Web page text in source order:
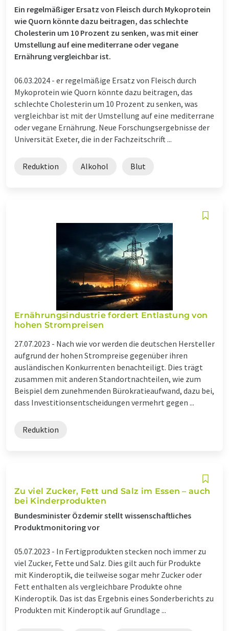
Ein regelmäßiger Ersatz von Fleisch durch Mykoprotein
wie Quorn könnte dazu beitragen, das schlechte
Cholesterin um 10 Prozent zu senken, was mit einer
Umstellung auf eine mediterrane oder vegane
Ernährung vergleichbar ist.
06.03.2024 - er regelmäßige Ersatz von Fleisch durch
Mykoprotein wie Quorn könnte dazu beitragen, das
schlechte Cholesterin um 10 Prozent zu senken, was
vergleichbar ist mit der Umstellung auf eine mediterrane
oder vegane Ernährung. Neue Forschungsergebnisse der
Universität Exeter, die in der Fachzeitschrift ...
Reduktion Alkohol Blut
Ernährungsindustrie fordert Entlastung von
hohen Strompreisen
27.07.2023 - Nach wie vor werden die deutschen Hersteller
aufgrund der hohen Strompreise gegenüber ihren
ausländischen Konkurrenten benachteiligt. Dies trägt
zusammen mit anderen Standortnachteilen, wie zum
Beispiel dem zunehmenden Bürokratieaufwand, dazu bei,
dass Investitionsentscheidungen vermehrt gegen ...
Reduktion
Zu viel Zucker, Fett und Salz im Essen – auch
bei Kinderprodukten
Bundesminister Özdemir stellt wissenschaftliches
Produktmonitoring vor
05.07.2023 - In Fertigprodukten stecken noch immer zu
viel Zucker, Fette und Salz. Dies gilt auch für Produkte
mit Kinderoptik, die teilweise sogar mehr Zucker oder
Fett enthalten als vergleichbare Produkte ohne
Kinderoptik. Das ist das Ergebnis eines Sonderberichts zu
Produkten mit Kinderoptik auf Grundlage ...